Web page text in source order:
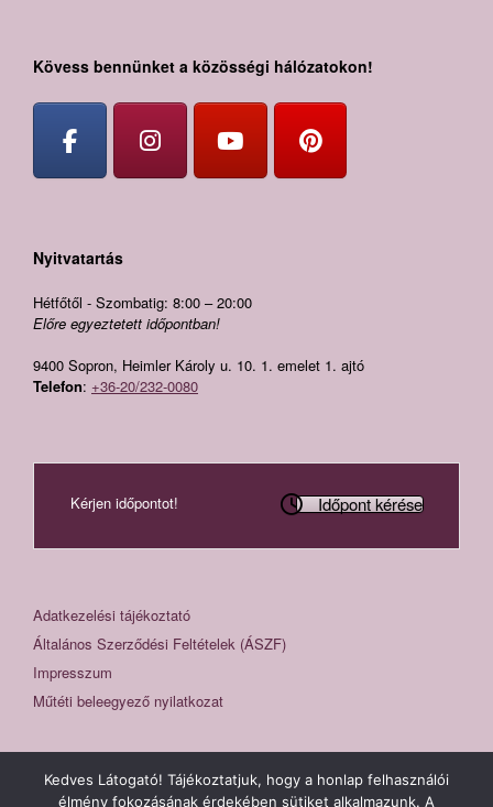
Kövess bennünket a közösségi hálózatokon!
Nyitvatartás
Hétfőtől - Szombatig: 8:00 – 20:00
Előre egyeztetett időpontban!
9400 Sopron, Heimler Károly u. 10. 1. emelet 1. ajtó
Telefon: +36-20/232-0080
Kérjen időpontot! Időpont kérése
Adatkezelési tájékoztató
Általános Szerződési Feltételek (ÁSZF)
Impresszum
Műtéti beleegyező nyilatkozat
Kedves Látogató! Tájékoztatjuk, hogy a honlap felhasználói
élmény fokozásának érdekében sütiket alkalmazunk. A